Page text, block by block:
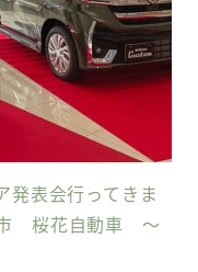
発表会行ってきま
桜花自動車 〜